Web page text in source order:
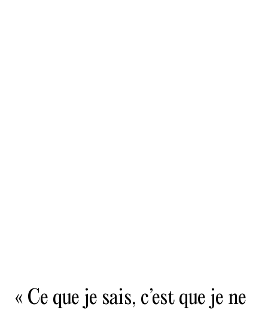
« Ce que je sais, c’est que je ne